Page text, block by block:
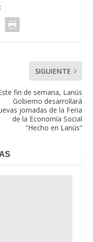
SIGUIENTE
fin de semana, Lanús
Gobierno desarrollará
jornadas de la Feria
de la Economía Social
“Hecho en Lanús”